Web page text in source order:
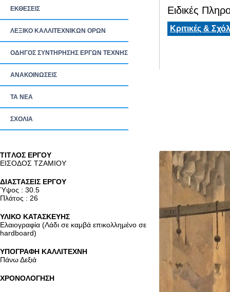
ΕΚΘΕΣΕΙΣ
ΛΕΞΙΚΟ ΚΑΛΛΙΤΕΧΝΙΚΩΝ ΟΡΩΝ
ΟΔΗΓΟΣ ΣΥΝΤΗΡΗΣΗΣ ΕΡΓΩΝ ΤΕΧΝΗΣ
ΑΝΑΚΟΙΝΩΣΕΙΣ
ΤΑ ΝEΑ
ΣΧΟΛΙΑ
Ειδικές
Κριτικές &
TITΛΟΣ ΕΡΓΟΥ
ΕΙΣΟΔΟΣ ΤΖΑΜΙΟΥ
ΔΙΑΣΤΑΣΕΙΣ ΕΡΓΟΥ
Ύψος : 30.5
Πλάτος : 26
ΥΛΙΚΟ ΚΑΤΑΣΚΕΥΗΣ
Ελαιογραφία (Λάδι σε καμβά επικολλημένο σε
hardboard)
ΥΠΟΓΡΑΦΗ ΚΑΛΛΙΤΕΧΝΗ
Πάνω Δεξιά
ΧΡΟΝΟΛΟΓΗΣΗ